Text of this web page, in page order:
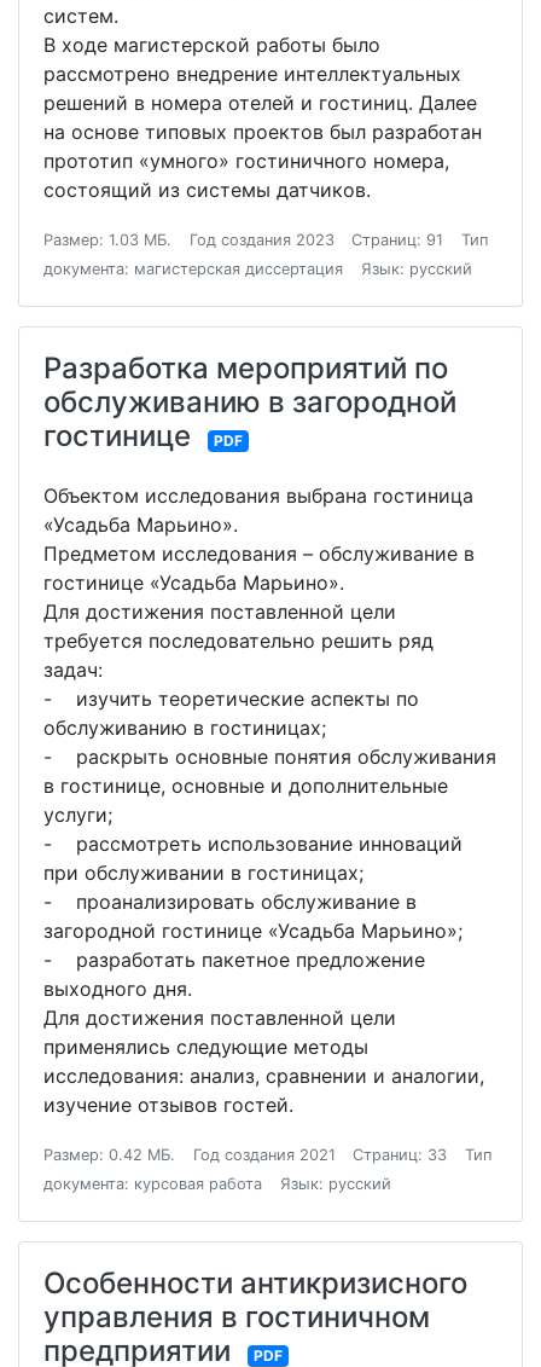
систем.
В ходе магистерской работы было
рассмотрено внедрение интеллектуальных
решений в номера отелей и гостиниц. Далее
на основе типовых проектов был разработан
прототип «умного» гостиничного номера,
состоящий из системы датчиков.
Размер: 1.03 МБ. Год создания 2023 Страниц: 91
Тип
документа: магистерская диссертация
Язык: русский
Разработка мероприятий по
обслуживанию в загородной
гостинице
PDF
Объектом исследования выбрана гостиница
«Усадьба Марьино».
Предметом исследования – обслуживание в
гостинице «Усадьба Марьино».
Для достижения поставленной цели
требуется последовательно решить ряд
задач:
- изучить теоретические аспекты по
обслуживанию в гостиницах;
- раскрыть основные понятия обслуживания
в гостинице, основные и дополнительные
услуги;
- рассмотреть использование инноваций
при обслуживании в гостиницах;
- проанализировать обслуживание в
загородной гостинице «Усадьба Марьино»;
- разработать пакетное предложение
выходного дня.
Для достижения поставленной цели
применялись следующие методы
исследования: анализ, сравнении и аналогии,
изучение отзывов гостей.
Размер: 0.42 МБ. Год создания 2021 Страниц: 33
Тип
документа: курсовая работа
Язык: русский
Особенности антикризисного
управления в гостиничном
предприятии
PDF